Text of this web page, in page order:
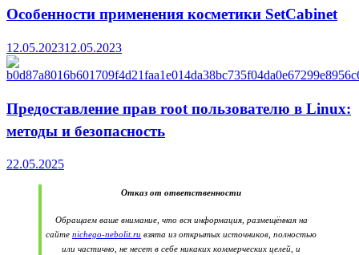
Особенности применения косметики SetCabinet
12.05.202312.05.2023
Предоставление прав root пользователю в Linux:
методы и безопасность
22.05.2025
Отказ от ответственности
Обращаем ваше внимание, что вся информация, размещённая на
сайте nichego-nebolit.ru взята из открытых источников, полностью
или частично, не несет в себе никаких коммерческих целей, и